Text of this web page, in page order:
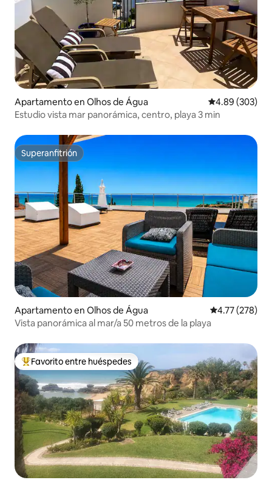
Apartamento en Olhos de Água Calificación
4.89 (303)
Estudio vista mar panorámica, centro, playa 3 min
Superanfitrión
Superanfitrión
Apartamento en Olhos de Água Calificación
4.77 (278)
Vista panorámica al mar/a 50 metros de la playa
Favorito entre huéspedes preferido
Favorito entre huéspedes